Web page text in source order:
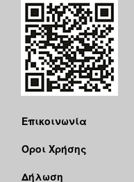
Επικοινωνία
Όροι Χρήσης
Δήλωση